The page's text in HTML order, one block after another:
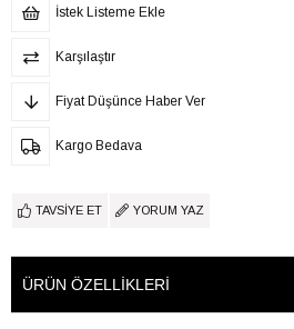
İstek Listeme Ekle
Karşılaştır
Fiyat Düşünce Haber Ver
Kargo Bedava
TAVSIYE ET YORUM YAZ
ÜRÜN ÖZELLIKLERI